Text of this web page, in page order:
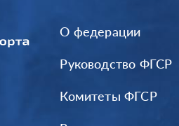
О федерации
Руководство ФГСР
Комитеты ФГСР